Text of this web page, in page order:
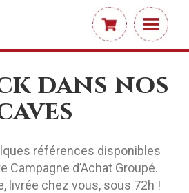
dans nos
références disponibles
Campagne d’Achat Groupé.
livrée chez vous, sous 72h !